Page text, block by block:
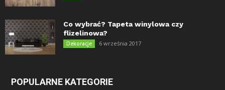
Co wybrać? Tapeta winylowa czy
flizelinowa?
Dekoracje 6 września 2017
POPULARNE KATEGORIE